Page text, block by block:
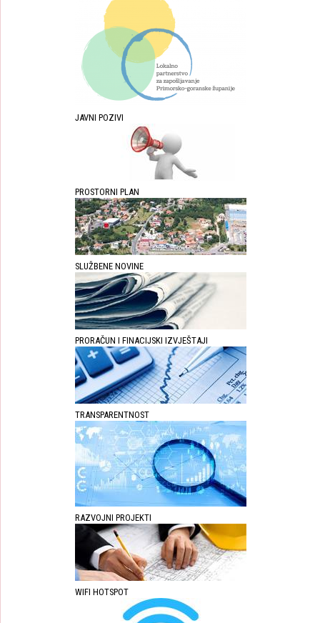
JAVNI POZIVI
PROSTORNI PLAN
SLUŽBENE NOVINE
PRORAČUN I FINACIJSKI IZVJEŠTAJI
TRANSPARENTNOST
RAZVOJNI PROJEKTI
WIFI HOTSPOT